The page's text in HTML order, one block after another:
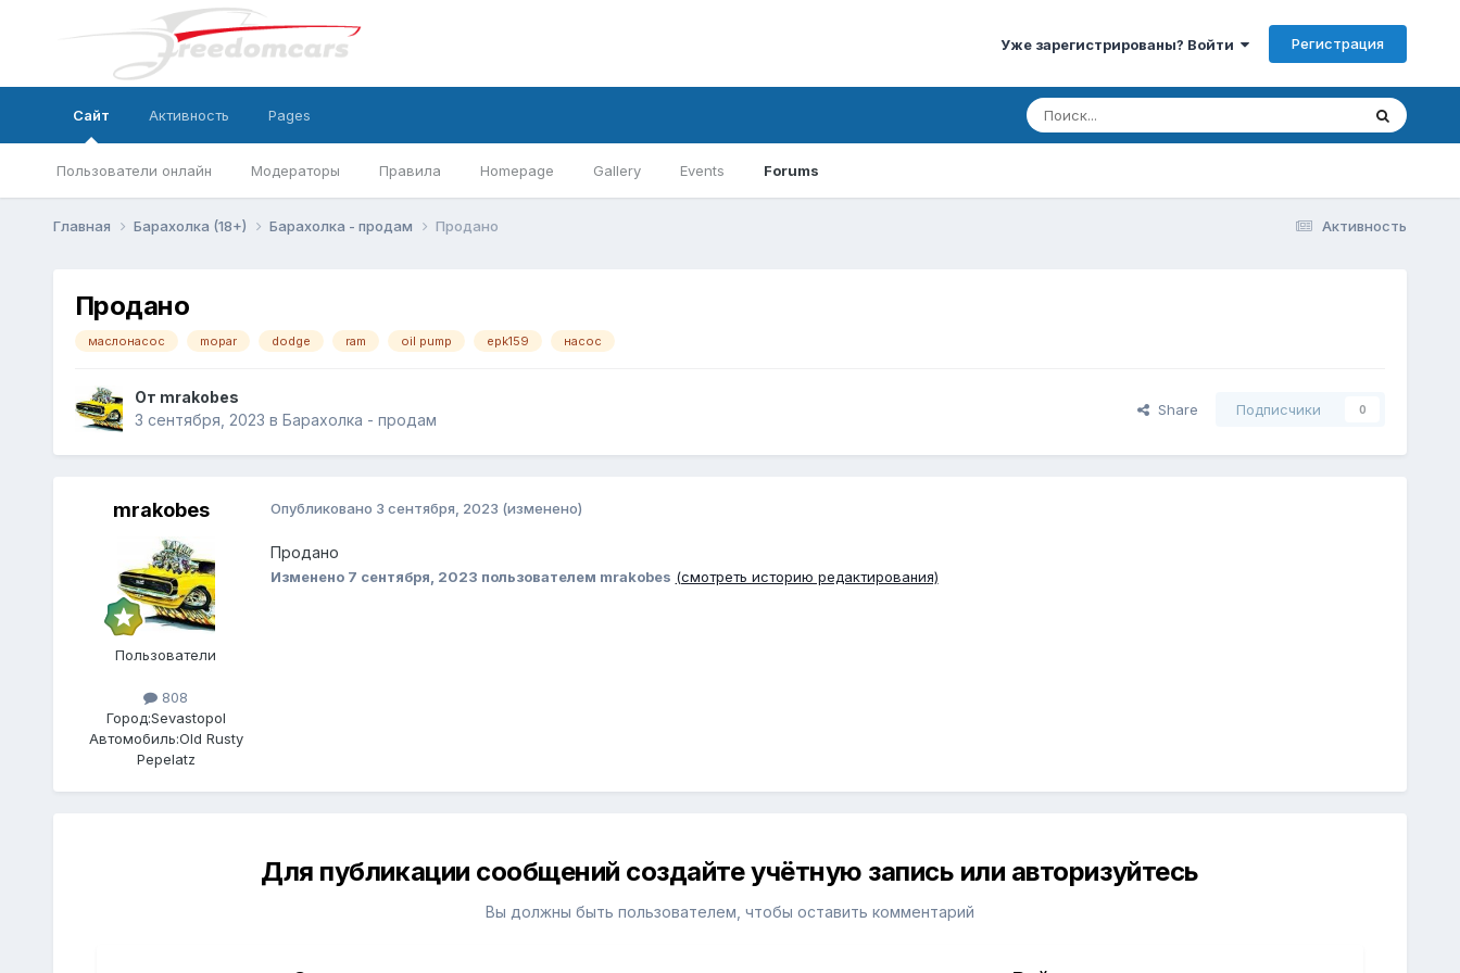
Уже зарегистрированы? Войти Регистрация
Сайт
Пользователи онлайн Модераторы Правила Homepage Gallery Events Forums
Активность Pages
Активность
Главная Барахолка (18+) Барахолка - продам Продано
Продано
маслонасос mopar dodge ram oil pump epk159 насос
От mrakobes
3 сентября, 2023 в Барахолка - продам
Share Подписчики 0
mrakobes
Пользователи
808
Город:Sevastopol
Автомобиль:Old Rusty
Pepelatz
Опубликовано 3 сентября, 2023 (изменено)
Продано
Изменено 7 сентября, 2023 пользователем mrakobes (смотреть историю редактирования)
Для публикации сообщений создайте учётную запись или авторизуйтесь
Вы должны быть пользователем, чтобы оставить комментарий